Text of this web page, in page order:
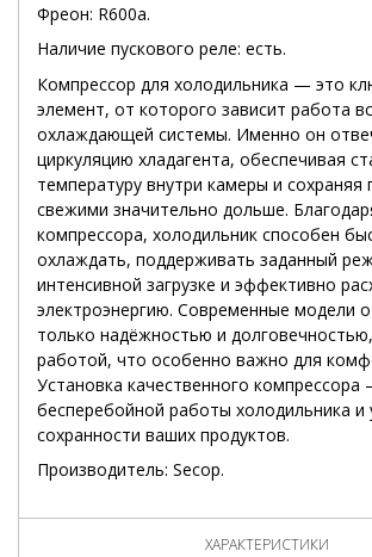
Фреон: R600a.
Наличие пускового реле: есть.
Компрессор для холодильника — это
элемент, от которого зависит работа
охлаждающей системы. Именно он
циркуляцию хладагента, обеспечивая
температуру внутри камеры и сохраняя
свежими значительно дольше.
компрессора, холодильник способен
охлаждать, поддерживать заданный
интенсивной загрузке и эффективно
электроэнергию. Современные модели
только надёжностью и
работой, что особенно важно для
Установка качественного компрессора
бесперебойной работы холодильника и
сохранности ваших продуктов.
Производитель: Secop.
ХАРАКТЕРИСТИКИ